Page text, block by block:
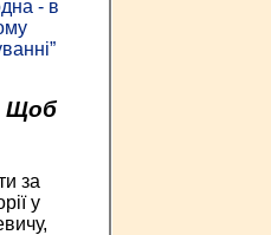
Щоб
за
у